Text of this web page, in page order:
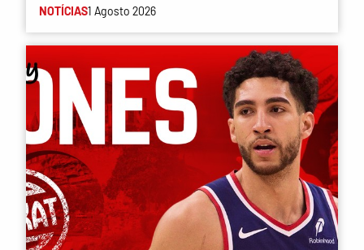
NOTÍCIAS1 Agosto 2026